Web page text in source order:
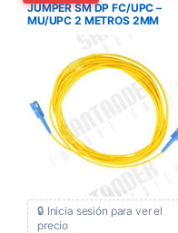
JUMPER SM DP FC/UPC –
MU/UPC 2 METROS 2MM
🔒 Inicia sesión para ver el
precio